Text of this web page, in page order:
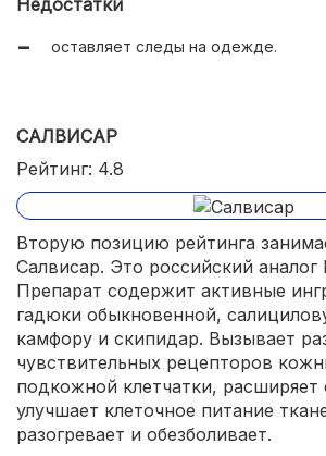
Недостатки
оставляет следы на одежде.
САЛВИСАР
Рейтинг: 4.8
Вторую позицию рейтинга
Салвисар. Это российский аналог
Препарат содержит активные
гадюки обыкновенной,
камфору и скипидар. Вызывает
чувствительных рецепторов
подкожной клетчатки, расширяет
улучшает клеточное питание
разогревает и обезболивает.